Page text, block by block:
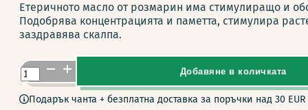
was:
5,90 €
/ 11,54 лв..
е:
/ 9,58 лв..
Етеричното масло от розмарин има стимулиращо и
Подобрява концентрацията и паметта, стимулира
заздравява скалпа.
количество
за
Био
Добавяне в количката
Подарък чанта + безплатна доставка за поръчки над 30 EUR